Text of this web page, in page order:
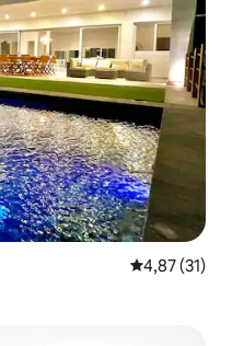
4,87 de uma
4,87 (31)